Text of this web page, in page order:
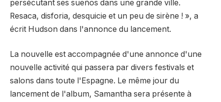
persécutant ses sueños dans une grande ville.
Resaca, disforia, desquicie et un peu de sirène ! », a
écrit Hudson dans l'annonce du lancement.
La nouvelle est accompagnée d'une annonce d'une
nouvelle activité qui passera par divers festivals et
salons dans toute l'Espagne. Le même jour du
lancement de l'album, Samantha sera présente à